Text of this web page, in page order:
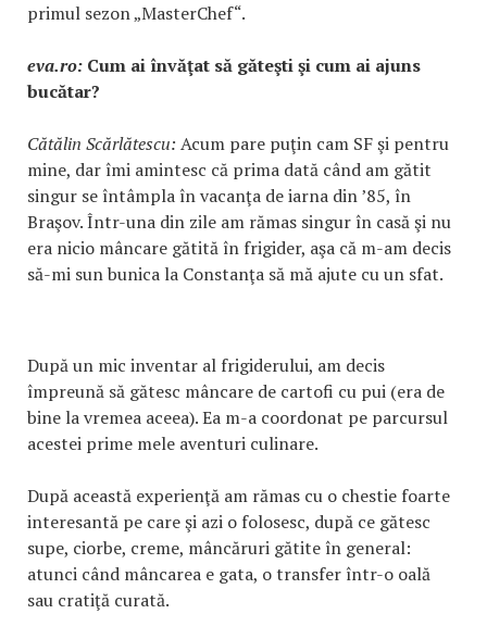
primul sezon „MasterChef“.
eva.ro: Cum ai învăţat să găteşti şi cum ai ajuns
bucătar?
Cătălin Scărlătescu: Acum pare puţin cam SF şi pentru
mine, dar îmi amintesc că prima dată când am gătit
singur se întâmpla în vacanţa de iarna din ’85, în
Braşov. Într-una din zile am rămas singur în casă şi nu
era nicio mâncare gătită în frigider, aşa că m-am decis
să-mi sun bunica la Constanţa să mă ajute cu un sfat.
După un mic inventar al frigiderului, am decis
împreună să gătesc mâncare de cartofi cu pui (era de
bine la vremea aceea). Ea m-a coordonat pe parcursul
acestei prime mele aventuri culinare.
După această experienţă am rămas cu o chestie foarte
interesantă pe care şi azi o folosesc, după ce gătesc
supe, ciorbe, creme, mâncăruri gătite în general:
atunci când mâncarea e gata, o transfer într-o oală
sau cratiţă curată.